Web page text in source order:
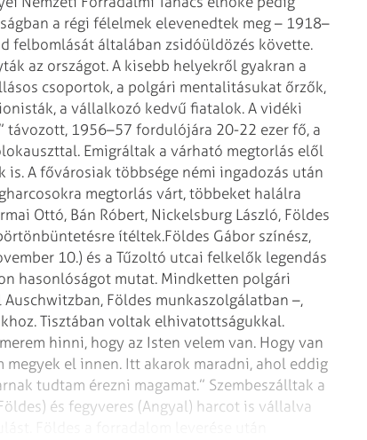
a régi félelmek elevenedtek meg – 1918–
felbomlását általában zsidóüldözés követte.
az országot. A kisebb helyekről gyakran a
csoportok, a polgári mentalitásukat őrzők,
a vállalkozó kedvű fiatalok. A vidéki
távozott, 1956–57 fordulójára 20-22 ezer fő, a
Emigráltak a várható megtorlás elől
A fővárosiak többsége némi ingadozás után
megtorlás várt, többeket halálra
Ottó, Bán Róbert, Nickelsburg László, Földes
ítéltek.Földes Gábor színész,
10.) és a Tűzoltó utcai felkelők legendás
hasonlóságot mutat. Mindketten polgári
Földes munkaszolgálatban –,
Tisztában voltak elhivatottságukkal.
hinni, hogy az Isten velem van. Hogy van
megyek el innen. Itt akarok maradni, ahol eddig
tudtam érezni magamat.” Szembeszálltak a
és fegyveres (Angyal) harcot is vállalva